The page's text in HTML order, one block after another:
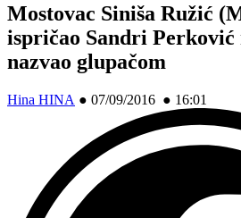
Mostovac Siniša Ružić
ispričao Sandri Perković
nazvao glupačom
Hina HINA ● 07/09/2016 ● 16:01